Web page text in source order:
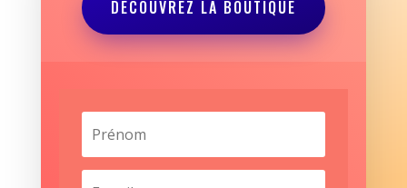
DÉCOUVREZ LA BOUTIQUE